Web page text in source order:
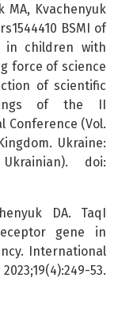
MA, Kvachenyuk
BSMI of
in children with
force of science
of scientific
of the II
Conference (Vol.
Ukraine:
doi:
DA. TaqI
gene in
International
53.